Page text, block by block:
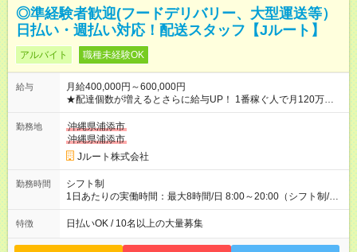
◎準経験者歓迎(フードデリバリー、大型運送等）
日払い・週払い対応！配送スタッフ【Jルート】
アルバイト 職種未経験OK
給与
月給400,000円～600,000円
★配達個数が増えるとさらに給与UP！ 1番稼ぐ人で月120万ほ
ど！ ・主要都市エリア 月収55万円／週5日稼働 月収65万~112
万円／週6日稼働 ・地方郊外エリア 月収40万円／週5日稼働 月
収40万円~50万円／週6日稼働 ＜モデルイメージ＞ ■月収50万
円 (27歳男性/江東区在住)※元建築関係 1日150個配達×25日勤務
(日休み) ■月収80万円(43歳男性/墨田区在住)※元営業 1日200個
勤務地
沖縄県浦添市
沖縄県浦添市
Jルート株式会社
勤務時間
シフト制
1日あたりの実働時間：最大8時間/日 8:00～20:00（シフト制/実
働8時間） ※週5日勤務（場所次第では週4も有り） ※配達状況に
よって時間外での勤務可能性有り ※案件により多少の前後あり
特徴 日払いOK / 10名以上の大量募集